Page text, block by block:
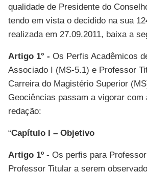
qualidade de Presidente do
tendo em vista o decidido na sua
realizada em 27.09.2011, baixa a
Artigo 1° - Os Perfis Acadêmicos
Associado I (MS-5.1) e Professor
Carreira do Magistério Superior
Geociências passam a vigorar com
redação:
“Capítulo I – Objetivo
Artigo 1º - Os perfis para
Professor Titular a serem